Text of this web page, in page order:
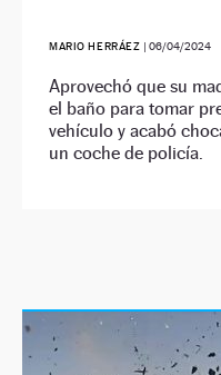
MARIO HERRÁEZ | 06/04/2024
Aprovechó que su
el baño para tomar
vehículo y acabó
un coche de policía.